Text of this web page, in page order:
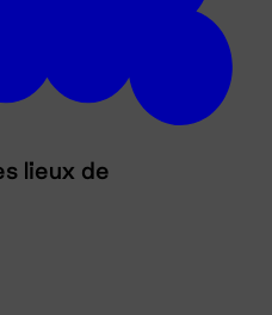
lieux de